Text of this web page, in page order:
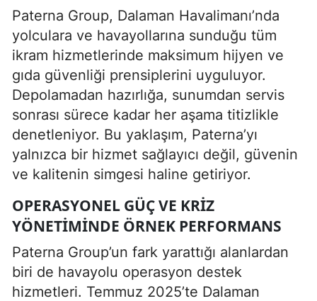
Paterna Group, Dalaman Havalimanı’nda
yolculara ve havayollarına sunduğu tüm
ikram hizmetlerinde maksimum hijyen ve
gıda güvenliği prensiplerini uyguluyor.
Depolamadan hazırlığa, sunumdan servis
sonrası sürece kadar her aşama titizlikle
denetleniyor. Bu yaklaşım, Paterna’yı
yalnızca bir hizmet sağlayıcı değil, güvenin
ve kalitenin simgesi haline getiriyor.
OPERASYONEL GÜÇ VE KRIZ
YÖNETIMINDE ÖRNEK PERFORMANS
Paterna Group’un fark yarattığı alanlardan
biri de havayolu operasyon destek
hizmetleri. Temmuz 2025’te Dalaman